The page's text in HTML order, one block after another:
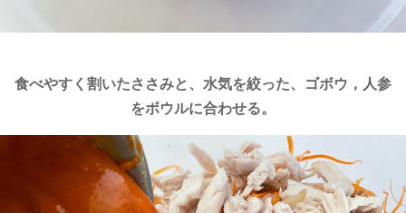
食べやすく割いたささみと、水気を絞った、ゴボウ，人参
をボウルに合わせる。